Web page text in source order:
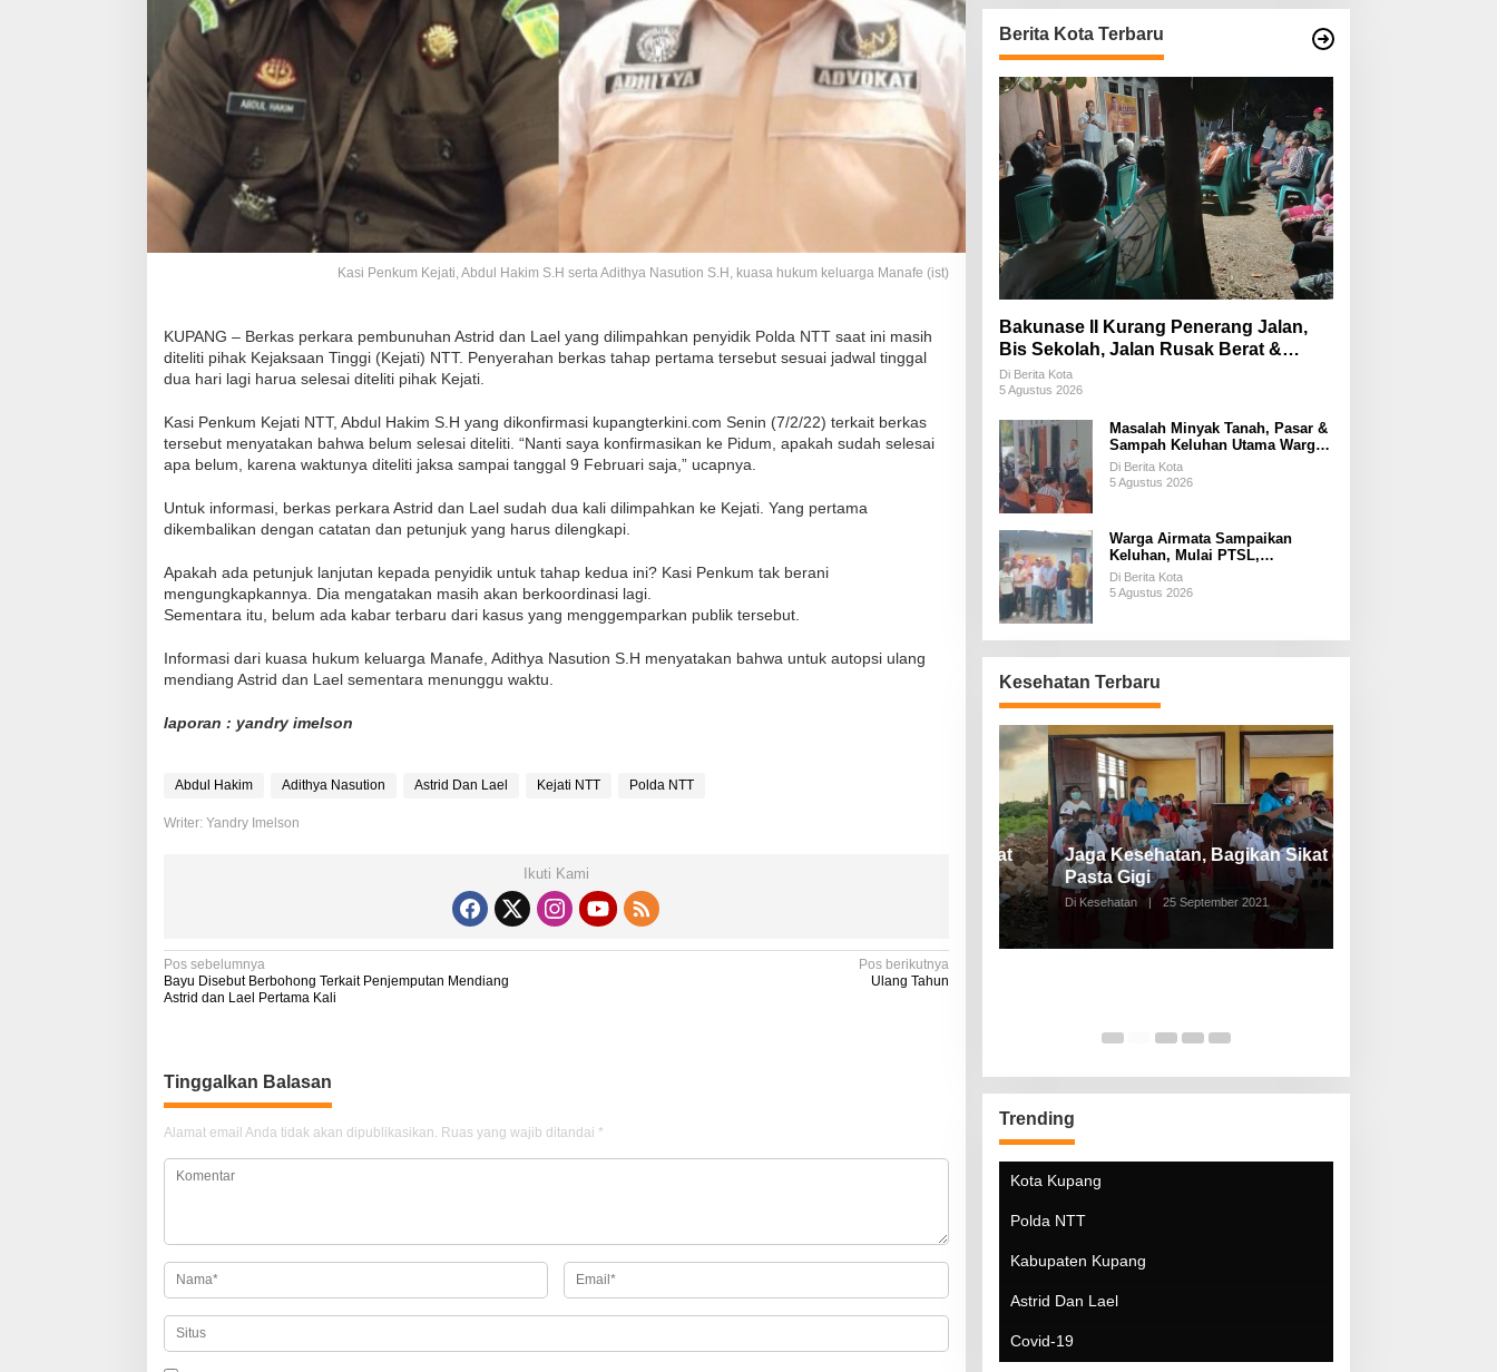
Kasi Penkum Kejati, Abdul Hakim S.H serta Adithya Nasution S.H, kuasa hukum keluarga Manafe (ist)
KUPANG – Berkas perkara pembunuhan Astrid dan Lael yang dilimpahkan penyidik Polda NTT saat ini masih
diteliti pihak Kejaksaan Tinggi (Kejati) NTT. Penyerahan berkas tahap pertama tersebut sesuai jadwal tinggal
dua hari lagi harua selesai diteliti pihak Kejati.
Kasi Penkum Kejati NTT, Abdul Hakim S.H yang dikonfirmasi kupangterkini.com Senin (7/2/22) terkait berkas
tersebut menyatakan bahwa belum selesai diteliti. “Nanti saya konfirmasikan ke Pidum, apakah sudah selesai
apa belum, karena waktunya diteliti jaksa sampai tanggal 9 Februari saja,” ucapnya.
Untuk informasi, berkas perkara Astrid dan Lael sudah dua kali dilimpahkan ke Kejati. Yang pertama
dikembalikan dengan catatan dan petunjuk yang harus dilengkapi.
Apakah ada petunjuk lanjutan kepada penyidik untuk tahap kedua ini? Kasi Penkum tak berani
mengungkapkannya. Dia mengatakan masih akan berkoordinasi lagi.
Sementara itu, belum ada kabar terbaru dari kasus yang menggemparkan publik tersebut.
Informasi dari kuasa hukum keluarga Manafe, Adithya Nasution S.H menyatakan bahwa untuk autopsi ulang
mendiang Astrid dan Lael sementara menunggu waktu.
laporan : yandry imelson
Abdul Hakim Adithya Nasution Astrid Dan Lael Kejati NTT Polda NTT
Writer: Yandry Imelson
Ikuti Kami
N
a
i
g
a
s
o
s
Pos sebelumnya
Bayu Disebut Berbohong Terkait Penjemputan Mendiang
Astrid dan Lael Pertama Kali
Pos berikutnya
Ulang Tahun
Tinggalkan Balasan
Alamat email Anda tidak akan dipublikasikan. Ruas yang wajib ditandai *
Berita Kota Terbaru
Bakunase II Kurang Penerang Jalan,
Bis Sekolah, Jalan Rusak Berat &
Susah Pupuk Subsidi
Di Berita Kota
5 Agustus 2026
Masalah Minyak Tanah, Pasar &
Sampah Keluhan Utama Warga
Airnona
Di Berita Kota
5 Agustus 2026
Warga Airmata Sampaikan
Keluhan, Mulai PTSL,
Ketersediaan Minyak Tanah &
Lahan Pemakaman
Di Berita Kota
5 Agustus 2026
Kesehatan Terbaru
Jaga Kesehatan, Bagikan Sikat dan
Pasta Gigi
Di Kesehatan | 25 September 2021
Trending
Kota Kupang
Polda NTT
Kabupaten Kupang
Astrid Dan Lael
Covid-19